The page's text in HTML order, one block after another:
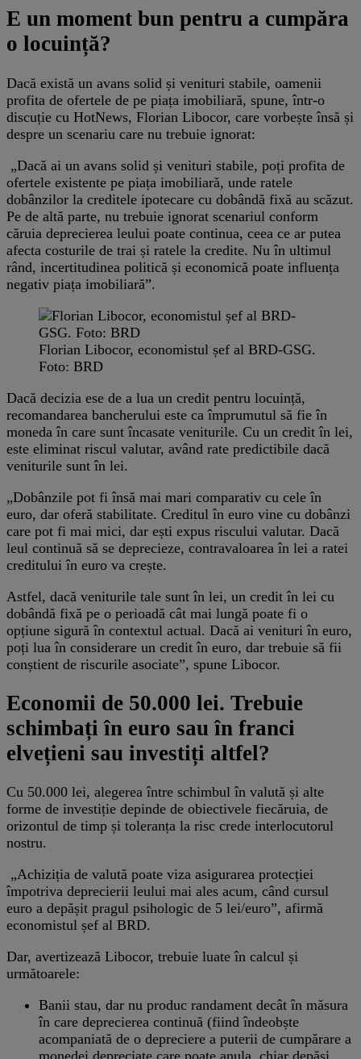
E un moment bun pentru a cumpăra
o locuință?
Dacă există un avans solid și venituri stabile, oamenii
profita de ofertele de pe piața imobiliară, spune, într-o
discuție cu HotNews, Florian Libocor, care vorbește însă și
despre un scenariu care nu trebuie ignorat:
„Dacă ai un avans solid și venituri stabile, poți profita de
ofertele existente pe piața imobiliară, unde ratele
dobânzilor la creditele ipotecare cu dobândă fixă au scăzut.
Pe de altă parte, nu trebuie ignorat scenariul conform
căruia deprecierea leului poate continua, ceea ce ar putea
afecta costurile de trai și ratele la credite. Nu în ultimul
rând, incertitudinea politică și economică poate influența
negativ piața imobiliară”.
Florian Libocor, economistul șef al BRD-GSG.
Foto: BRD
Dacă decizia ese de a lua un credit pentru locuință,
recomandarea bancherului este ca împrumutul să fie în
moneda în care sunt încasate veniturile. Cu un credit în lei,
este eliminat riscul valutar, având rate predictibile dacă
veniturile sunt în lei.
„Dobânzile pot fi însă mai mari comparativ cu cele în
euro, dar oferă stabilitate. Creditul în euro vine cu dobânzi
care pot fi mai mici, dar ești expus riscului valutar. Dacă
leul continuă să se deprecieze, contravaloarea în lei a ratei
creditului în euro va crește.
Astfel, dacă veniturile tale sunt în lei, un credit în lei cu
dobândă fixă pe o perioadă cât mai lungă poate fi o
opțiune sigură în contextul actual. Dacă ai venituri în euro,
poți lua în considerare un credit în euro, dar trebuie să fii
conștient de riscurile asociate”, spune Libocor.
Economii de 50.000 lei. Trebuie
schimbați în euro sau în franci
elvețieni sau investiți altfel?
Cu 50.000 lei, alegerea între schimbul în valută și alte
forme de investiție depinde de obiectivele fiecăruia, de
orizontul de timp și toleranța la risc crede interlocutorul
nostru.
„Achiziția de valută poate viza asigurarea protecției
împotriva deprecierii leului mai ales acum, când cursul
euro a depășit pragul psihologic de 5 lei/euro”, afirmă
economistul șef al BRD.
Dar, avertizează Libocor, trebuie luate în calcul și
următoarele:
Banii stau, dar nu produc randament decât în măsura
în care deprecierea continuă (fiind îndeobște
acompaniată de o depreciere a puterii de cumpărare a